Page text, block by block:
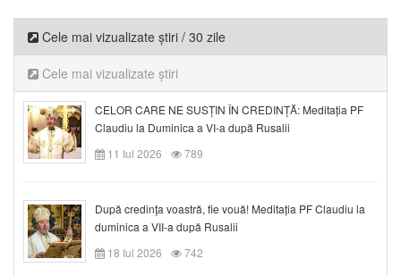
Cele mai vizualizate știri / 30 zile
Cele mai vizualizate știri
CELOR CARE NE SUSȚIN ÎN CREDINȚĂ: Meditația PF
Claudiu la Duminica a VI-a după Rusalii
11 Iul 2026
789
După credinţa voastră, fie vouă! Meditația PF Claudiu la
duminica a VII-a după Rusalii
18 Iul 2026
742